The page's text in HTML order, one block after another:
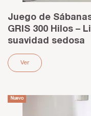
Juego de
GRIS 300 Hilos –
suavidad sedosa
Ver
Nuevo